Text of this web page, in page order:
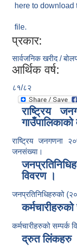
here to download
file.
प्रकार:
सार्वजनिक खरीद /
आर्थिक वर्ष:
८१/८२
राष्ट्रिय
राष्ट्रिय जनगणना
जनसंख्या।
विवरण ।
जनप्रतिनिधिहरुको
कर्मचारीहरुको सम्पर्क
द्रुत लिंकहरु